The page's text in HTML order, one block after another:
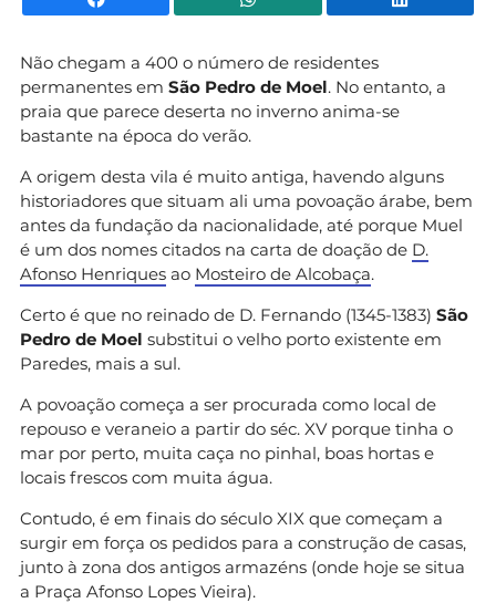
Não chegam a 400 o número de residentes
permanentes em São Pedro de Moel. No entanto, a
praia que parece deserta no inverno anima-se
bastante na época do verão.
A origem desta vila é muito antiga, havendo alguns
historiadores que situam ali uma povoação árabe, bem
antes da fundação da nacionalidade, até porque Muel
é um dos nomes citados na carta de doação de D.
Afonso Henriques ao Mosteiro de Alcobaça.
Certo é que no reinado de D. Fernando (1345-1383) São
Pedro de Moel substitui o velho porto existente em
Paredes, mais a sul.
A povoação começa a ser procurada como local de
repouso e veraneio a partir do séc. XV porque tinha o
mar por perto, muita caça no pinhal, boas hortas e
locais frescos com muita água.
Contudo, é em finais do século XIX que começam a
surgir em força os pedidos para a construção de casas,
junto à zona dos antigos armazéns (onde hoje se situa
a Praça Afonso Lopes Vieira).